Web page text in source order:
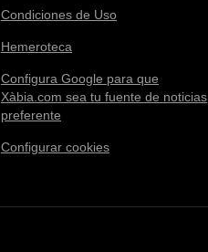
Condiciones de Uso
Hemeroteca
Configura Google para que
Xàbia.com sea tu fuente de noticias
preferente
Configurar cookies